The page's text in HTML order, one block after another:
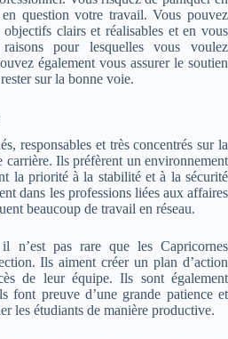
question votre travail. Vous pouvez
clairs et réalisables et en vous
pour lesquelles vous voulez
également vous assurer le soutien
sur la bonne voie.
responsables et très concentrés sur la
carrière. Ils préfèrent un environnement
la priorité à la stabilité et à la sécurité
dans les professions liées aux affaires
beaucoup de travail en réseau.
n’est pas rare que les Capricornes
Ils aiment créer un plan d’action
de leur équipe. Ils sont également
font preuve d’une grande patience et
les étudiants de manière productive.